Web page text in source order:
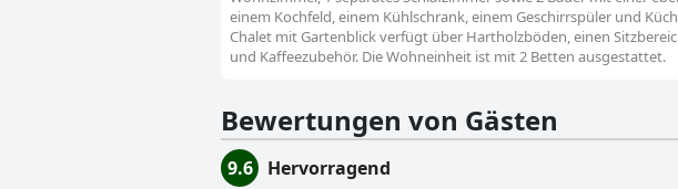
einem Kochfeld, einem Kühlschrank, einem Geschirrspüler und
Chalet mit Gartenblick verfügt über Hartholzböden, einen
und Kaffeezubehör. Die Wohneinheit ist mit 2 Betten ausgestattet.
Bewertungen von Gästen
9.6 Hervorragend